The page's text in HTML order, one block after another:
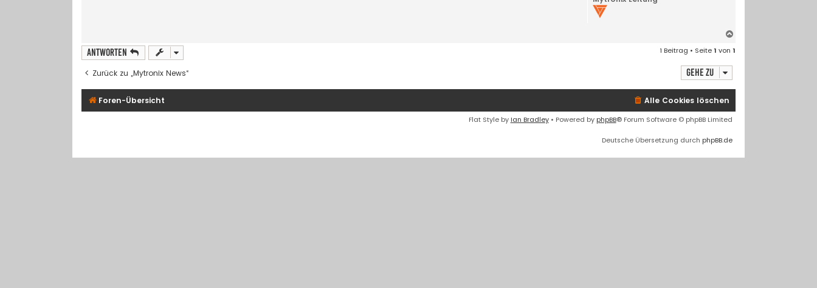
c
b
n
Antworten 1 Beitrag • Seite1 von 1
Zurück zu „Mytronix News“ Gehe zu
Foren-Übersicht Alle Cookies löschen
Flat Style by Ian Bradley• Powered by phpBB® Forum Software © phpBB Limited
Deutsche Übersetzung durch phpBB.de